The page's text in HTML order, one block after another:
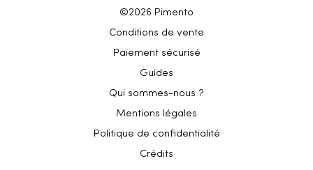
©2026 Pimento
Conditions de vente
Paiement sécurisé
Guides
Qui sommes-nous ?
Mentions légales
Politique de confidentialité
Crédits